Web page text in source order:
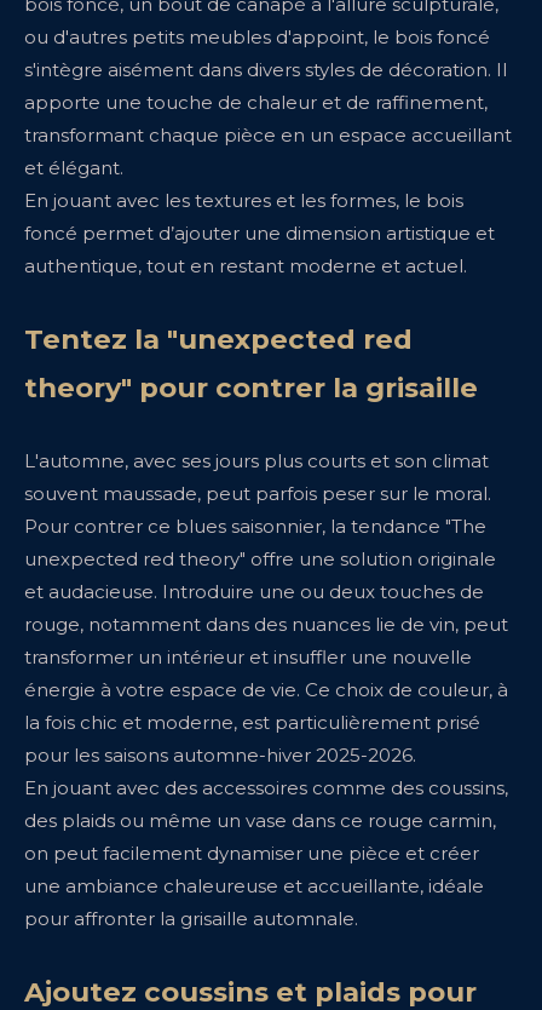
ou d'autres petits meubles d'appoint, le bois foncé
s'intègre aisément dans divers styles de décoration. Il
apporte une touche de chaleur et de raffinement,
transformant chaque pièce en un espace accueillant
et élégant.
En jouant avec les textures et les formes, le bois
foncé permet d’ajouter une dimension artistique et
authentique, tout en restant moderne et actuel.
Tentez la "unexpected red
theory" pour contrer la grisaille
L'automne, avec ses jours plus courts et son climat
souvent maussade, peut parfois peser sur le moral.
Pour contrer ce blues saisonnier, la tendance "The
unexpected red theory" offre une solution originale
et audacieuse. Introduire une ou deux touches de
rouge, notamment dans des nuances lie de vin, peut
transformer un intérieur et insuffler une nouvelle
énergie à votre espace de vie. Ce choix de couleur, à
la fois chic et moderne, est particulièrement prisé
pour les saisons automne-hiver 2025-2026.
En jouant avec des accessoires comme des coussins,
des plaids ou même un vase dans ce rouge carmin,
on peut facilement dynamiser une pièce et créer
une ambiance chaleureuse et accueillante, idéale
pour affronter la grisaille automnale.
Ajoutez coussins et plaids pour